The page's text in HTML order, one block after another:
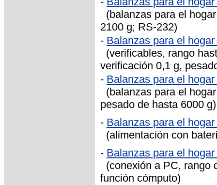
(balanzas para el
2100 g; RS-232)
- Balanzas para el
(verificables, rango
verificación 0,1 g,
- Balanzas para el
(balanzas para el
pesado de hasta 6000 g)
- Balanzas para el
(alimentación con
- Balanzas para el
(conexión a PC, rango
función cómputo)